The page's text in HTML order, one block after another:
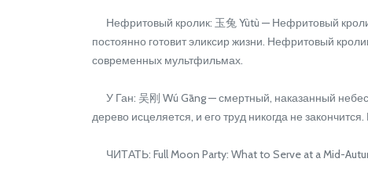
Нефритовый кролик: 玉兔 Yùtù — Нефритовый
постоянно готовит эликсир жизни. Нефритовый
современных мультфильмах.
У Ган: 吴刚 Wú Gāng — смертный, наказанный
дерево исцеляется, и его труд никогда не
ЧИТАТЬ: Full Moon Party: What to Serve at a Mid-